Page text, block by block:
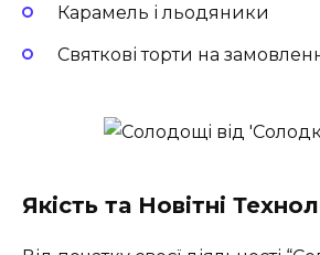
Карамель і льодяники
Святкові торти на
Якість та Новітні